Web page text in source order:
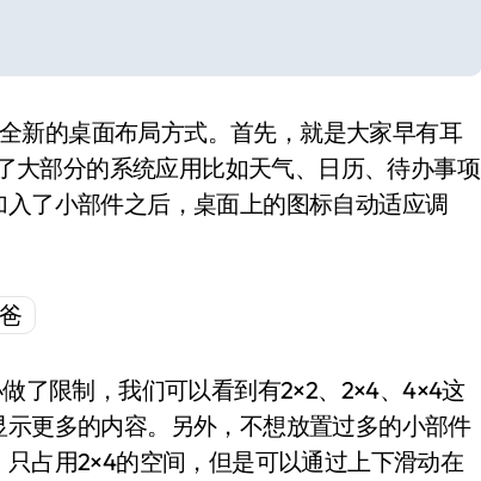
新的桌面布局方式。首先，就是大家早有耳
大部分的系统应用比如天气、日历、待办事项
了小部件之后，桌面上的图标自动适应调
了限制，我们可以看到有2×2、2×4、4×4这
更多的内容。另外，不想放置过多的小部件
占用2×4的空间，但是可以通过上下滑动在